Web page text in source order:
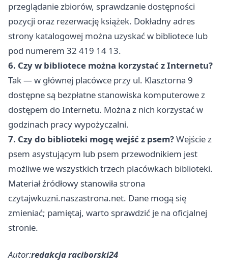
przeglądanie zbiorów, sprawdzanie dostępności
pozycji oraz rezerwację książek. Dokładny adres
strony katalogowej można uzyskać w bibliotece lub
pod numerem 32 419 14 13.
6. Czy w bibliotece można korzystać z Internetu?
Tak — w głównej placówce przy ul. Klasztorna 9
dostępne są bezpłatne stanowiska komputerowe z
dostępem do Internetu. Można z nich korzystać w
godzinach pracy wypożyczalni.
7. Czy do biblioteki mogę wejść z psem?Wejście z
psem asystującym lub psem przewodnikiem jest
możliwe we wszystkich trzech placówkach biblioteki.
Materiał źródłowy stanowiła strona
czytajwkuzni.naszastrona.net. Dane mogą się
zmieniać; pamiętaj, warto sprawdzić je na oficjalnej
stronie.
Autor:redakcja raciborski24